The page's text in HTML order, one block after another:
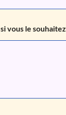
vous le souhaitez